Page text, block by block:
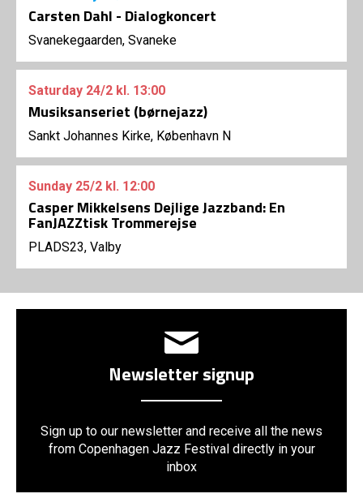
Carsten Dahl - Dialogkoncert
Svanekegaarden, Svaneke
Saturday 24/2 kl. 13:00
Musiksanseriet (børnejazz)
Sankt Johannes Kirke, København N
Sunday 25/2 kl. 12:00
Casper Mikkelsens Dejlige Jazzband: En
FanJAZZtisk Trommerejse
PLADS23, Valby
Newsletter signup
Sign up to our newsletter and receive all the news
from Copenhagen Jazz Festival directly in your
inbox